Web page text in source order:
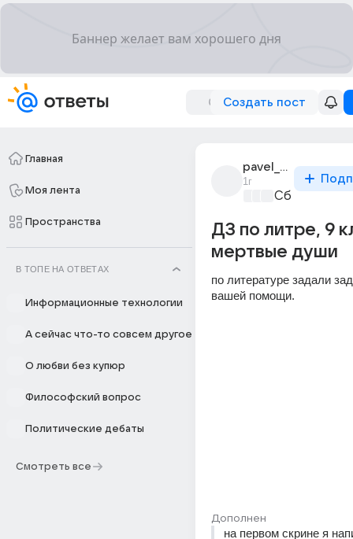
Создать пост
Главная
Моя лента
Пространства
В ТОПЕ НА ОТВЕТАХ
Информационные технологии
А сейчас что-то совсем другое
О любви без купюр
Философский вопрос
Политические дебаты
Смотреть все
pavel_senchukov_13
1г
Сборная
ДЗ по литре, 9
мертвые души
по литературе задали
вашей помощи.
Дополнен
на первом скрине я